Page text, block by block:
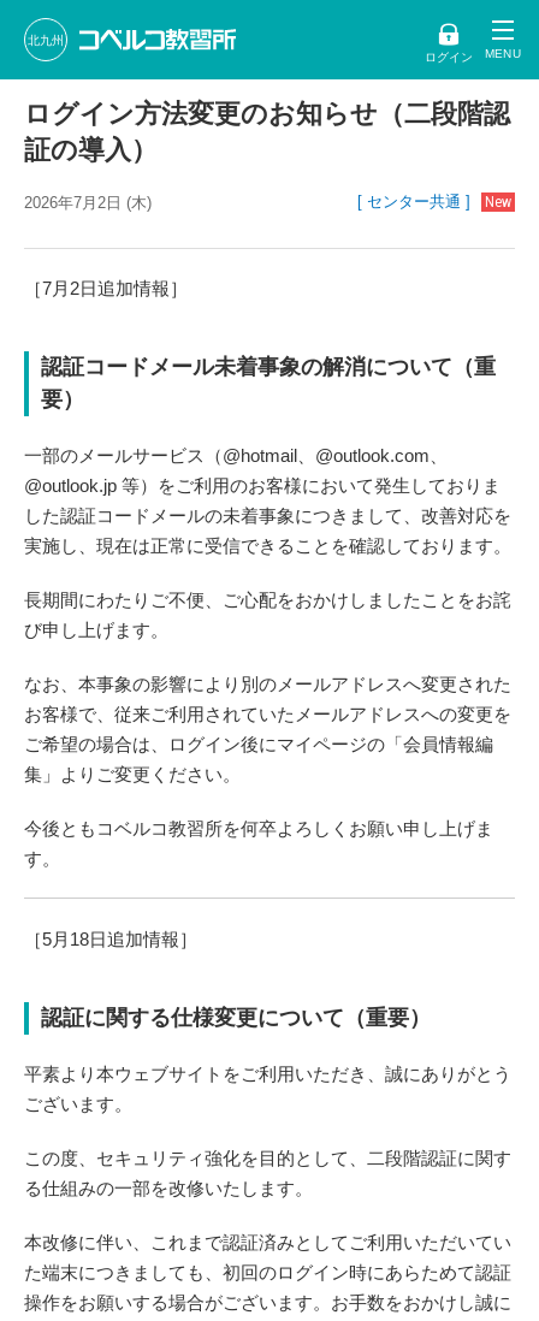
北九州
ログイン
ログイン方法変更のお知らせ（二段階認
証の導入）
2026年7月2日 (木) [ センター共通 ]
［7月2日追加情報］
認証コードメール未着事象の解消について（重
要）
一部のメールサービス（@hotmail、@outlook.com、
@outlook.jp 等）をご利用のお客様において発生しておりま
した認証コードメールの未着事象につきまして、改善対応を
実施し、現在は正常に受信できることを確認しております。
長期間にわたりご不便、ご心配をおかけしましたことをお詫
び申し上げます。
なお、本事象の影響により別のメールアドレスへ変更された
お客様で、従来ご利用されていたメールアドレスへの変更を
ご希望の場合は、ログイン後にマイページの「会員情報編
集」よりご変更ください。
今後ともコベルコ教習所を何卒よろしくお願い申し上げま
す。
［5月18日追加情報］
認証に関する仕様変更について（重要）
平素より本ウェブサイトをご利用いただき、誠にありがとう
ございます。
この度、セキュリティ強化を目的として、二段階認証に関す
る仕組みの一部を改修いたします。
本改修に伴い、これまで認証済みとしてご利用いただいてい
た端末につきましても、初回のログイン時にあらためて認証
操作をお願いする場合がございます。お手数をおかけし誠に